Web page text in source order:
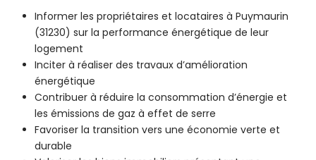
Informer les propriétaires et locataires à Puymaurin
(31230) sur la performance énergétique de leur
logement
Inciter à réaliser des travaux d’amélioration
énergétique
Contribuer à réduire la consommation d’énergie et
les émissions de gaz à effet de serre
Favoriser la transition vers une économie verte et
durable